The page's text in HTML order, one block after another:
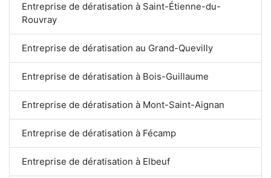
Entreprise de dératisation à Saint-Étienne-du-
Rouvray
Entreprise de dératisation au Grand-Quevilly
Entreprise de dératisation à Bois-Guillaume
Entreprise de dératisation à Mont-Saint-Aignan
Entreprise de dératisation à Fécamp
Entreprise de dératisation à Elbeuf